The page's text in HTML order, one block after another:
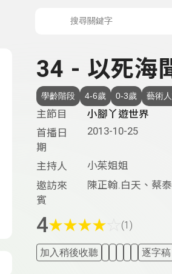
34 - 以死海
學齡階段 4-6歲 0-3歲 藝術
主節目
小腳丫遊世界
首播日
期
2013-10-25
主持人
小茱姐姐
邀訪來
賓
陳正翰.白天、蔡
4★★★★ (1)
加入稍後收聽 逐字稿